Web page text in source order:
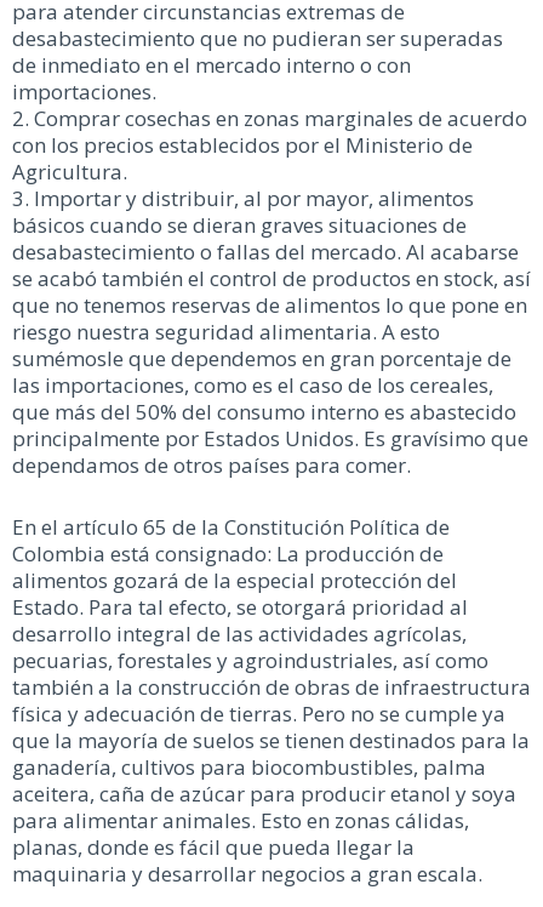
para atender circunstancias extremas de
desabastecimiento que no pudieran ser superadas
de inmediato en el mercado interno o con
importaciones.
2. Comprar cosechas en zonas marginales de acuerdo
con los precios establecidos por el Ministerio de
Agricultura.
3. Importar y distribuir, al por mayor, alimentos
básicos cuando se dieran graves situaciones de
desabastecimiento o fallas del mercado. Al acabarse
se acabó también el control de productos en stock, así
que no tenemos reservas de alimentos lo que pone en
riesgo nuestra seguridad alimentaria. A esto
sumémosle que dependemos en gran porcentaje de
las importaciones, como es el caso de los cereales,
que más del 50% del consumo interno es abastecido
principalmente por Estados Unidos. Es gravísimo que
dependamos de otros países para comer.
En el artículo 65 de la Constitución Política de
Colombia está consignado: La producción de
alimentos gozará de la especial protección del
Estado. Para tal efecto, se otorgará prioridad al
desarrollo integral de las actividades agrícolas,
pecuarias, forestales y agroindustriales, así como
también a la construcción de obras de infraestructura
física y adecuación de tierras. Pero no se cumple ya
que la mayoría de suelos se tienen destinados para la
ganadería, cultivos para biocombustibles, palma
aceitera, caña de azúcar para producir etanol y soya
para alimentar animales. Esto en zonas cálidas,
planas, donde es fácil que pueda llegar la
maquinaria y desarrollar negocios a gran escala.